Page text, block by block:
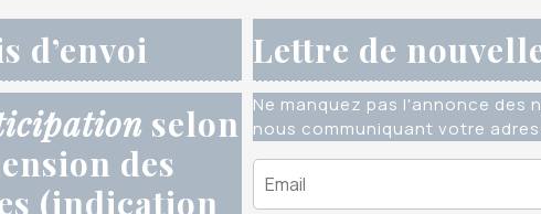
d’envoi
selon
des
(indication
Lettre de
Ne manquez pas l'annonce des
nous communiquant votre